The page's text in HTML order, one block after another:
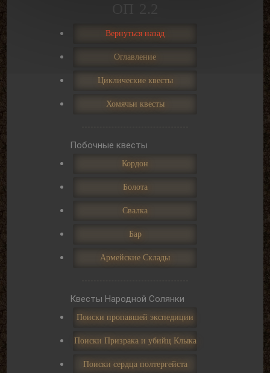
Вернуться назад
Оглавление
Циклические квесты
Хомячьи квесты
Побочные квесты
Кордон
Болота
Свалка
Бар
Армейские Склады
Квесты Народной Солянки
Поиски пропавшей экспедиции
Поиски Призрака и убийц Клыка
Поиски сердца полтергейста